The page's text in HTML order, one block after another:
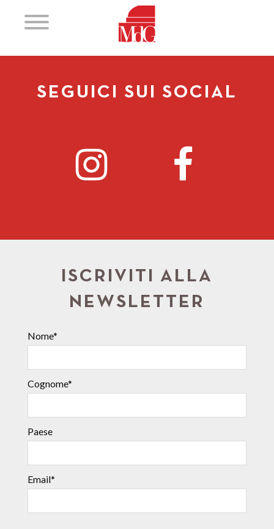
SEGUICI SUI SOCIAL
ISCRIVITI ALLA
NEWSLETTER
Nome*
Cognome*
Paese
Email*